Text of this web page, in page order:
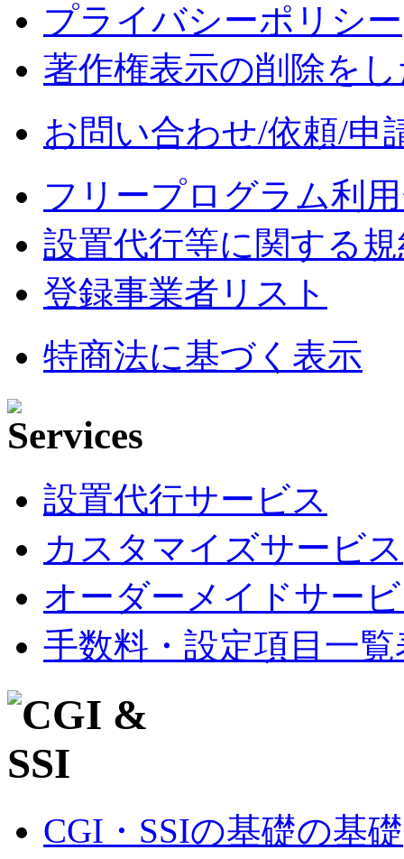
プライバシーポリシー
著作権表示の削除を
お問い合わせ/依頼/申
フリープログラム利
設置代行等に関する
登録事業者リスト
特商法に基づく表示
設置代行サービス
カスタマイズサービス
オーダーメイドサー
手数料・設定項目一覧
CGI・SSIの基礎の基礎